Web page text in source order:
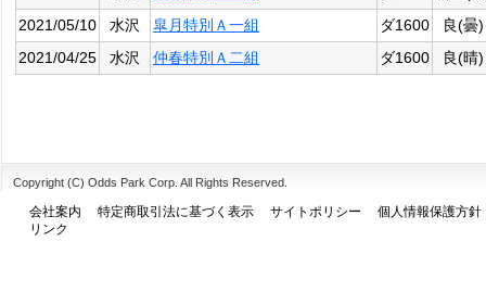
2021/05/10
水沢 皐月特別Ａ一組 ダ1600
良(曇)
2021/04/25
水沢 仲春特別Ａ二組 ダ1600 良(晴)
Copyright (C) Odds Park Corp. All Rights Reserved.
会社案内 特定商取引法に基づく表示 サイトポリシー
個人情報保護方針
リンク